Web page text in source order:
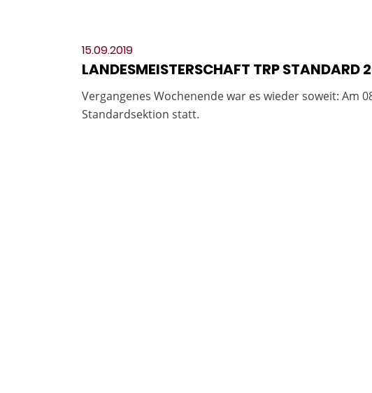
15.09.2019
LANDESMEISTERSCHAFT TRP STANDARD
Vergangenes Wochenende war es wieder soweit: Am
Standardsektion statt.